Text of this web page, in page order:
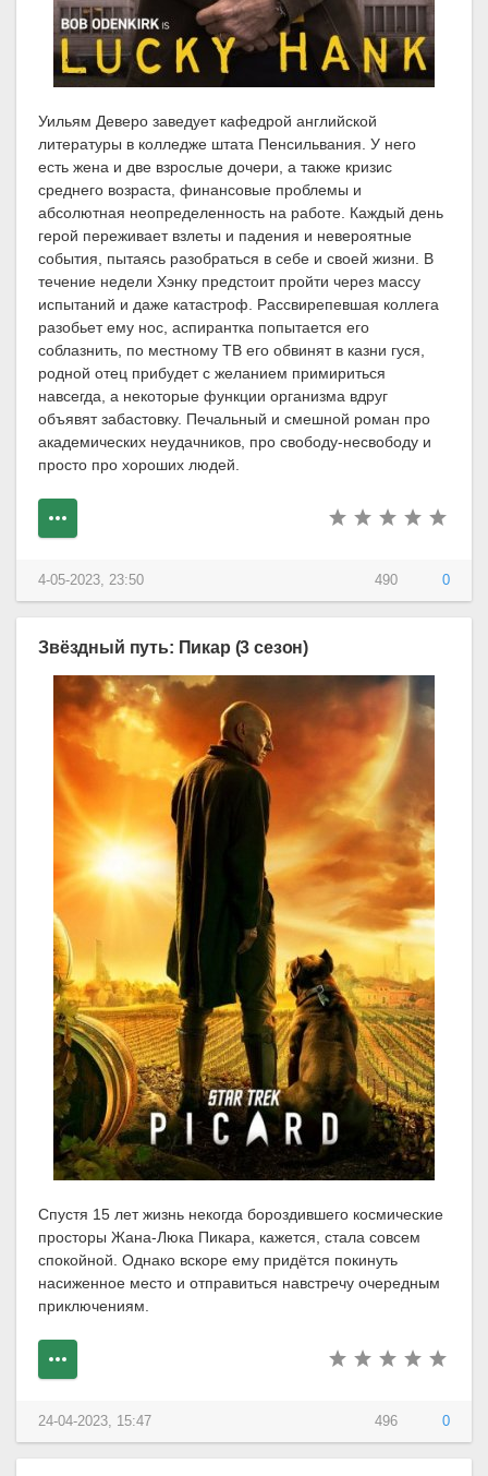
Уильям Деверо заведует кафедрой английской
литературы в колледже штата Пенсильвания. У него
есть жена и две взрослые дочери, а также кризис
среднего возраста, финансовые проблемы и
абсолютная неопределенность на работе. Каждый день
герой переживает взлеты и падения и невероятные
события, пытаясь разобраться в себе и своей жизни. В
течение недели Хэнку предстоит пройти через массу
испытаний и даже катастроф. Рассвирепевшая коллега
разобьет ему нос, аспирантка попытается его
соблазнить, по местному ТВ его обвинят в казни гуся,
родной отец прибудет с желанием примириться
навсегда, а некоторые функции организма вдруг
объявят забастовку. Печальный и смешной роман про
академических неудачников, про свободу-несвободу и
просто про хороших людей.
490 0
4-05-2023, 23:50
Звёздный путь: Пикар (3 сезон)
Спустя 15 лет жизнь некогда бороздившего космические
просторы Жана-Люка Пикара, кажется, стала совсем
спокойной. Однако вскоре ему придётся покинуть
насиженное место и отправиться навстречу очередным
приключениям.
496 0
24-04-2023, 15:47